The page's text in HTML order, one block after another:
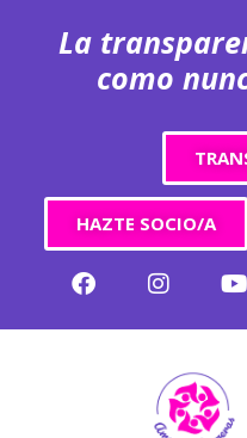
La
como
HAZTE SOCIO/A